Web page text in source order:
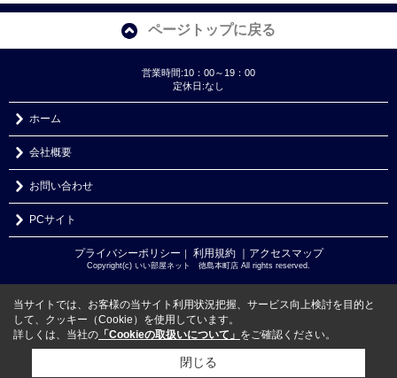
ページトップに戻る
営業時間:10：00～19：00
定休日:なし
ホーム
会社概要
お問い合わせ
PCサイト
プライバシーポリシー 利用規約 ｜アクセスマップ
Copyright(c) いい部屋ネット 徳島本町店 All rights reserved.
当サイトでは、お客様の当サイト利用状況把握、サービス向上検討を目的と
して、クッキー（Cookie）を使用しています。
詳しくは、当社の 「Cookieの取扱いについて」 をご確認ください。
閉じる